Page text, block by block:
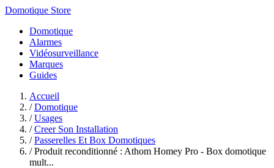
Domotique Store
Domotique
Alarmes
Vidéosurveillance
Marques
Guides
Accueil
/ Domotique
/ Usages
/ Creer Son Installation
/ Passerelles Et Box Domotiques
/ Produit reconditionné : Athom Homey Pro - Box domotique
mult...